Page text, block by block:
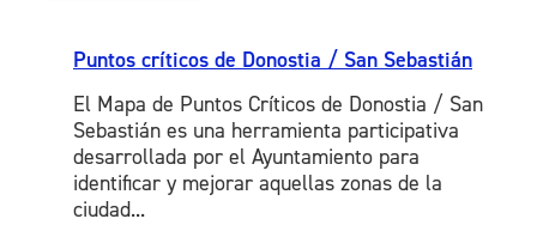
Puntos críticos de Donostia / San Sebastián
El Mapa de Puntos Críticos de Donostia / San
Sebastián es una herramienta participativa
desarrollada por el Ayuntamiento para
identificar y mejorar aquellas zonas de la
ciudad...